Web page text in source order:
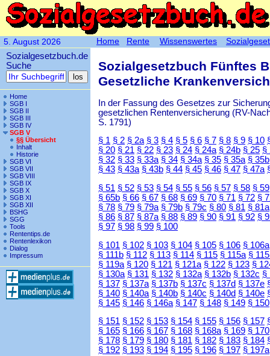
5. August 2026
Sozialgesetzbuch.de
Suche
Home
SGB I
SGB II
SGB III
SGB IV
SGB V
§§ Übersicht
Inhalt
Historie
SGB VI
SGB VII
SGB VIII
SGB IX
SGB X
SGB XI
SGB XII
BSHG
SGG
Tools
Rententips.de
Rentenlexikon
Dialog
Impressum
Sozialgesetzbuch Fünftes
Gesetzliche
In der Fassung des Gesetzes zur
gesetzlichen Rentenversicherung (RV-
S. 1791)
§ 1 § 2 § 2a § 3 § 4 § 5 § 6 § 7 § 8 § 9 § 10
§ 20 § 21 § 22 § 23 § 24 § 24a § 24b § 25 §
§ 32 § 33 § 33a § 34 § 34a § 35 § 35a § 35b
§ 43 § 43a § 43b § 44 § 45 § 46 § 47 § 47a
§ 51 § 52 § 53 § 54 § 55 § 56 § 57 § 58 § 59
§ 65b § 66 § 67 § 68 § 69 § 70 § 71 § 72 §
§ 78 § 79 § 79a § 79b § 79c § 80 § 81 § 81a
§ 86 § 87 § 87a § 88 § 89 § 90 § 91 § 92 §
§ 97 § 98 § 99 § 100
§ 101 § 102 § 103 § 104 § 105 § 106 § 106a
§ 111b § 112 § 113 § 114 § 115 § 115a §
§ 119a § 120 § 121 § 121a § 122 § 123 §
§ 130a § 131 § 132 § 132a § 132b § 132c §
§ 137 § 137a § 137b § 137c § 137d § 137e
§ 140 § 140a § 140b § 140c § 140d § 140e
§ 145 § 146 § 146a § 147 § 148 § 149 § 150
§ 151 § 152 § 153 § 154 § 155 § 156 § 157
§ 165 § 166 § 167 § 168 § 168a § 169 § 170
§ 178 § 179 § 180 § 181 § 182 § 183 § 184
§ 192 § 193 § 194 § 195 § 196 § 197 § 197a
Home Rente Wissenswertes